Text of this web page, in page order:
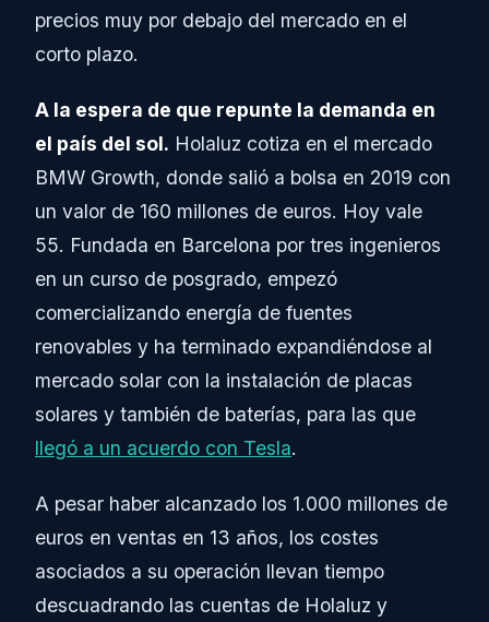
precios muy por debajo del mercado en el
corto plazo.
A la espera de que repunte la demanda en
el país del sol. Holaluz cotiza en el mercado
BMW Growth, donde salió a bolsa en 2019 con
un valor de 160 millones de euros. Hoy vale
55. Fundada en Barcelona por tres ingenieros
en un curso de posgrado, empezó
comercializando energía de fuentes
renovables y ha terminado expandiéndose al
mercado solar con la instalación de placas
solares y también de baterías, para las que
llegó a un acuerdo con Tesla.
A pesar haber alcanzado los 1.000 millones de
euros en ventas en 13 años, los costes
asociados a su operación llevan tiempo
descuadrando las cuentas de Holaluz y